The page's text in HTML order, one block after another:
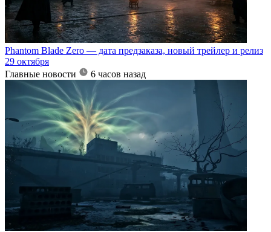
Phantom Blade Zero — дата предзаказа, новый трейлер и релиз
29 октября
Главные новости
6 часов назад